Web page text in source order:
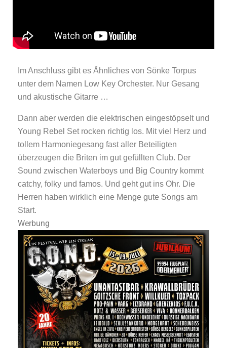
Im Anschluss gibt es Ähnliches von Sönke Torpus
unter dem Namen Low Key Orchester. Nur Gesang
und akustische Gitarre …
Dann aber werden die elektrischen eingestöpselt und
Young Rebel Set rocken richtig los. Mit viel Herz und
tollem Harmoniegesang fast aller Beteiligten
überzeugen die Briten im gut gefüllten Club. Der
Sound zwischen Waterboys und Big Country kommt
catchy, folky und famos. Und geht gut ins Ohr. Die
Herren haben wirklich eine Menge gute Songs am
Start.
Werbung